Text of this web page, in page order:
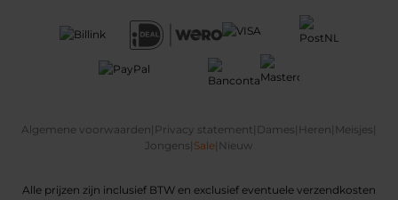
Algemene voorwaarden Privacy statement Dames Heren Meisjes
Jongens Sale Nieuw
Alle prijzen zijn inclusief BTW en exclusief eventuele verzendkosten